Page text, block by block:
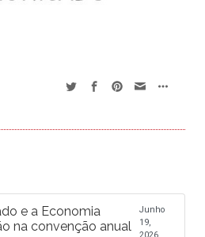
e a Economia
na convenção anual
Junho
19,